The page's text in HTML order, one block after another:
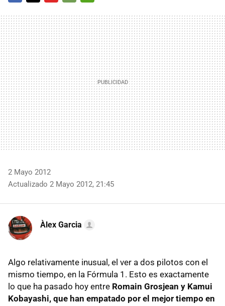
MAIL
2 Mayo 2012
Actualizado 2 Mayo 2012, 21:45
Àlex Garcia
Algo relativamente inusual, el ver a dos pilotos con el
mismo tiempo, en la Fórmula 1. Esto es exactamente
lo que ha pasado hoy entre Romain Grosjean y Kamui
Kobayashi, que han empatado por el mejor tiempo en